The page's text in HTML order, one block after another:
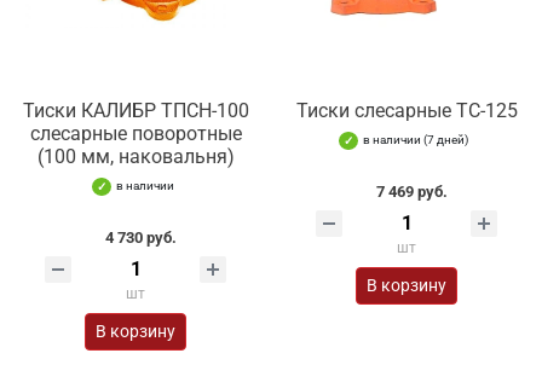
Тиски КАЛИБР ТПСН-100
слесарные поворотные
(100 мм, наковальня)
в наличии
4 730 руб.
шт
В корзину
Тиски слесарные TC-125
в наличии (7 дней)
7 469 руб.
шт
В корзину